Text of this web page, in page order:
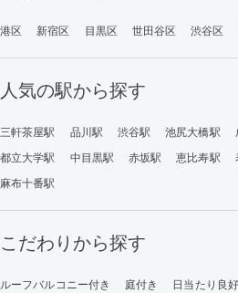
港区 新宿区 目黒区 世田谷区 渋谷区
人気の駅から探す
三軒茶屋駅 品川駅 渋谷駅 池尻大橋駅
都立大学駅
中目黒駅 赤坂駅 恵比寿駅
麻布十番駅
こだわりから探す
ルーフバルコニー付き 庭付き 日当たり良好